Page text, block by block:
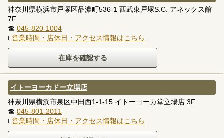
神奈川県横浜市戸塚区品濃町536-1 西武東戸塚S.C. アネックス館
7F
☎ 045-820-1004
ℹ 営業時間・店休日・アクセス情報はこちら
イトーヨーカドー立場店
神奈川県横浜市泉区中田西1-1-15 イトーヨーカ堂立場店 3F
☎ 045-801-2011
ℹ 営業時間・店休日・アクセス情報はこちら